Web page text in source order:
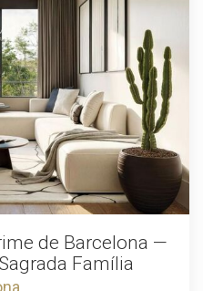
de Barcelona —
Família